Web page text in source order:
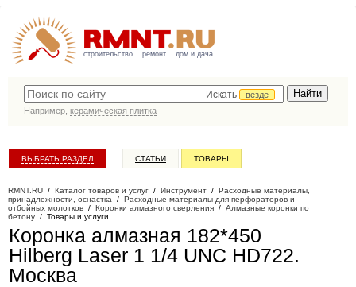
строительство ремонт дом и дача
Искать
везде
Например, керамическая плитка
ВЫБРАТЬ РАЗДЕЛ СТАТЬИ ТОВАРЫ
RMNT.RU / Каталог товаров и услуг / Инструмент / Расходные материалы,
принадлежности, оснастка / Расходные материалы для перфораторов и
отбойных молотков / Коронки алмазного сверления / Алмазные коронки по
бетону / Товары и услуги
Коронка алмазная 182*450
Hilberg Laser 1 1/4 UNC HD722.
Москва